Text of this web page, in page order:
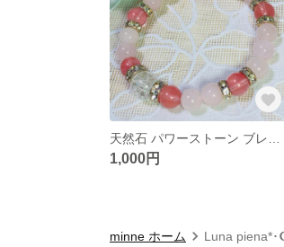
1,000円
minne ホーム Luna piena*･